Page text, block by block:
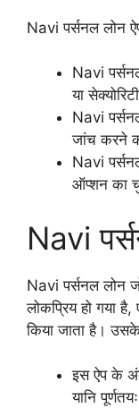
Navi पर्सनल लोन
Navi
या
Navi
जांच करने
Navi
ऑप्शन का
Navi
Navi पर्सनल लोन
लोकप्रिय हो गया
किया जाता है।
इस ऐप के
यानि